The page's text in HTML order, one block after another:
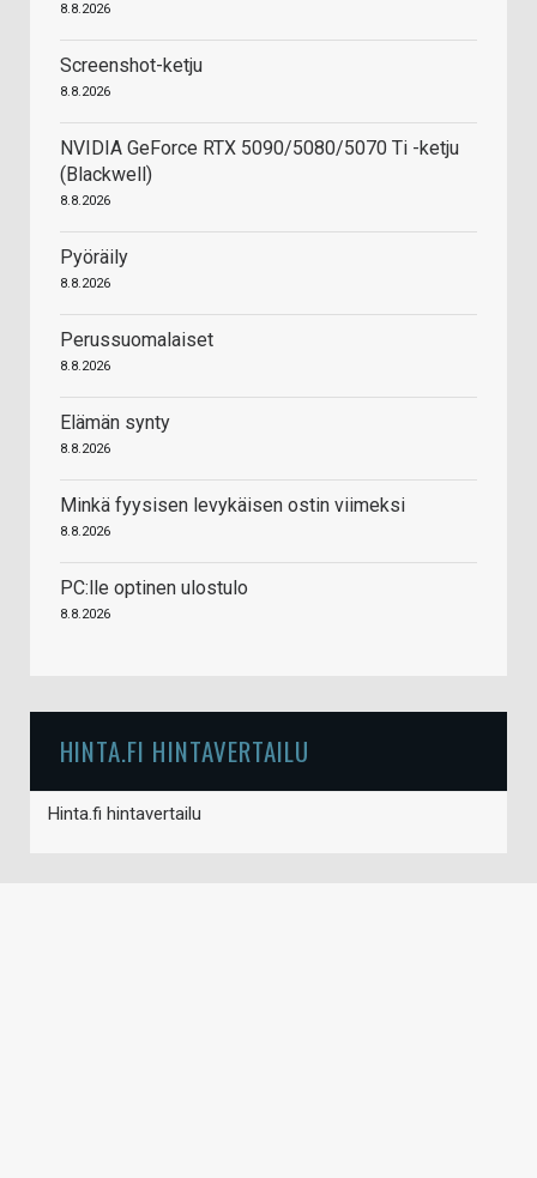
8.8.2026
Screenshot-ketju
8.8.2026
NVIDIA GeForce RTX 5090/5080/5070 Ti -ketju
(Blackwell)
8.8.2026
Pyöräily
8.8.2026
Perussuomalaiset
8.8.2026
Elämän synty
8.8.2026
Minkä fyysisen levykäisen ostin viimeksi
8.8.2026
PC:lle optinen ulostulo
8.8.2026
HINTA.FI HINTAVERTAILU
Hinta.fi hintavertailu